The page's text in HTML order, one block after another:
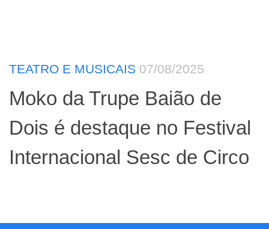
TEATRO E MUSICAIS 07/08/2025
Moko da Trupe Baião de
Dois é destaque no Festival
Internacional Sesc de Circo